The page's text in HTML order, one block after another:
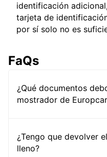
identificación
tarjeta de
por sí solo no es
FaQs
¿Qué documentos
mostrador de
¿Tengo que devolver
lleno?